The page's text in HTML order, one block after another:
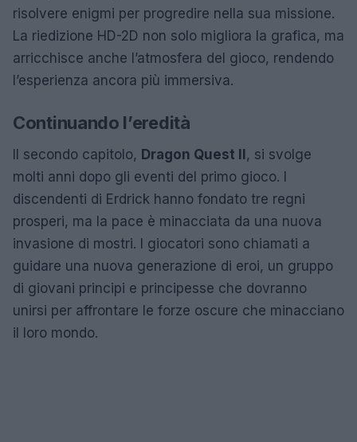
risolvere enigmi per progredire nella sua missione.
La riedizione HD-2D non solo migliora la grafica, ma
arricchisce anche l’atmosfera del gioco, rendendo
l’esperienza ancora più immersiva.
Continuando l’eredità
Il secondo capitolo, Dragon Quest II, si svolge
molti anni dopo gli eventi del primo gioco. I
discendenti di Erdrick hanno fondato tre regni
prosperi, ma la pace è minacciata da una nuova
invasione di mostri. I giocatori sono chiamati a
guidare una nuova generazione di eroi, un gruppo
di giovani principi e principesse che dovranno
unirsi per affrontare le forze oscure che minacciano
il loro mondo.